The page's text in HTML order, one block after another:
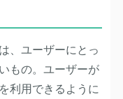
、ユーザーにとっ
もの。ユーザーが
利用できるように